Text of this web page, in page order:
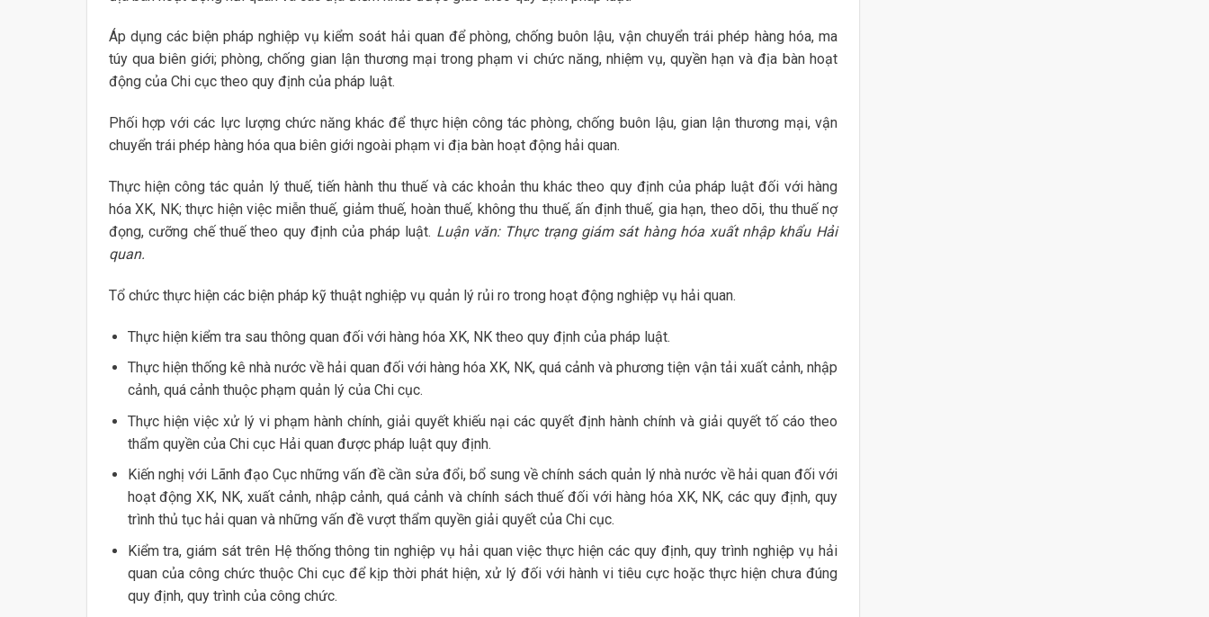
Áp dụng các biện pháp nghiệp vụ kiểm soát hải quan để phòng, chống buôn lậu, vận chuyển trái phép hàng hóa, ma
túy qua biên giới; phòng, chống gian lận thương mại trong phạm vi chức năng, nhiệm vụ, quyền hạn và địa bàn hoạt
động của Chi cục theo quy định của pháp luật.
Phối hợp với các lực lượng chức năng khác để thực hiện công tác phòng, chống buôn lậu, gian lận thương mại, vận
chuyển trái phép hàng hóa qua biên giới ngoài phạm vi địa bàn hoạt động hải quan.
Thực hiện công tác quản lý thuế, tiến hành thu thuế và các khoản thu khác theo quy định của pháp luật đối với hàng
hóa XK, NK; thực hiện việc miễn thuế, giảm thuế, hoàn thuế, không thu thuế, ấn định thuế, gia hạn, theo dõi, thu thuế nợ
đọng, cưỡng chế thuế theo quy định của pháp luật. Luận văn: Thực trạng giám sát hàng hóa xuất nhập khẩu Hải
quan.
Tổ chức thực hiện các biện pháp kỹ thuật nghiệp vụ quản lý rủi ro trong hoạt động nghiệp vụ hải quan.
Thực hiện kiểm tra sau thông quan đối với hàng hóa XK, NK theo quy định của pháp luật.
Thực hiện thống kê nhà nước về hải quan đối với hàng hóa XK, NK, quá cảnh và phương tiện vận tải xuất cảnh, nhập
cảnh, quá cảnh thuộc phạm quản lý của Chi cục.
Thực hiện việc xử lý vi phạm hành chính, giải quyết khiếu nại các quyết định hành chính và giải quyết tố cáo theo
thẩm quyền của Chi cục Hải quan được pháp luật quy định.
Kiến nghị với Lãnh đạo Cục những vấn đề cần sửa đổi, bổ sung về chính sách quản lý nhà nước về hải quan đối với
hoạt động XK, NK, xuất cảnh, nhập cảnh, quá cảnh và chính sách thuế đối với hàng hóa XK, NK, các quy định, quy
trình thủ tục hải quan và những vấn đề vượt thẩm quyền giải quyết của Chi cục.
Kiểm tra, giám sát trên Hệ thống thông tin nghiệp vụ hải quan việc thực hiện các quy định, quy trình nghiệp vụ hải
quan của công chức thuộc Chi cục để kịp thời phát hiện, xử lý đối với hành vi tiêu cực hoặc thực hiện chưa đúng
quy định, quy trình của công chức.